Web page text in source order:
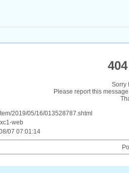
Sorry
Please report this
2019/05/16/013528787.shtml
xc1-web
07 07:01:14